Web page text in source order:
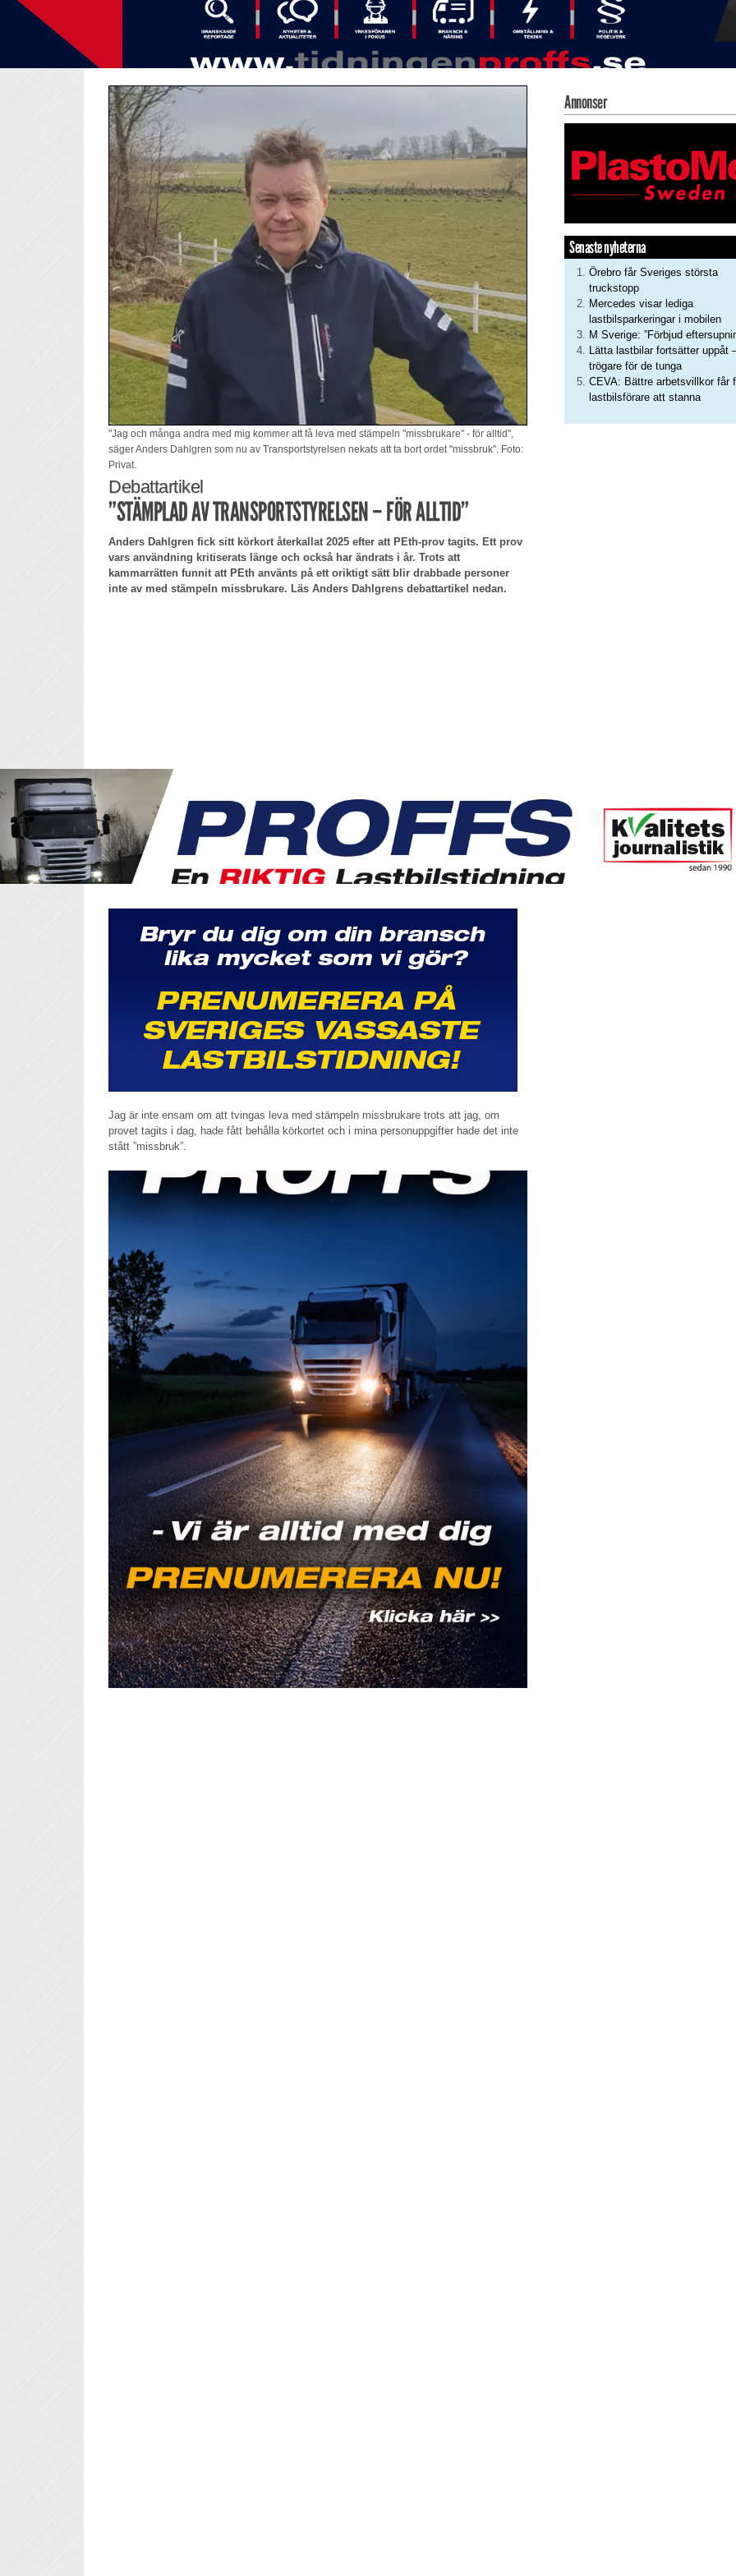
"Jag och många andra med mig kommer att få leva med stämpeln "missbrukare" - för alltid",
säger Anders Dahlgren som nu av Transportstyrelsen nekats att ta bort ordet "missbruk". Foto:
Privat.
Debattartikel
”STÄMPLAD AV TRANSPORTSTYRELSEN – FÖR ALLTID”
Anders Dahlgren fick sitt körkort återkallat 2025 efter att PEth-prov tagits. Ett prov
vars användning kritiserats länge och också har ändrats i år. Trots att
kammarrätten funnit att PEth använts på ett oriktigt sätt blir drabbade personer
inte av med stämpeln missbrukare. Läs Anders Dahlgrens debattartikel nedan.
Jag är inte ensam om att tvingas leva med stämpeln missbrukare trots att jag, om
provet tagits i dag, hade fått behålla körkortet och i mina personuppgifter hade det inte
stått ”missbruk”.
Annonser
Senaste nyheterna
Örebro får Sveriges största
truckstopp
Mercedes visar lediga
lastbilsparkeringar i mobilen
M Sverige: ”Förbjud
Lätta lastbilar fortsätter uppåt
trögare för de tunga
CEVA: Bättre arbetsvillkor får
lastbilsförare att stanna